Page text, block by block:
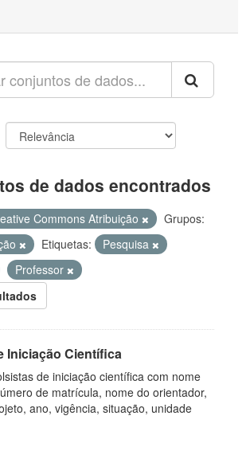
de dados encontrados
Commons Atribuição
Grupos:
Etiquetas:
Pesquisa
Professor
Iniciação Científica
de iniciação científica com nome
de matrícula, nome do orientador,
ano, vigência, situação, unidade